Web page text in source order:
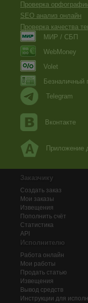
Проверка
SEO анализ онлайн
Проверка качества
МИР / СБП
WebMoney
Volet
Безналичный
Telegram
Вконтакте
Приложение
Заказчику
Создать заказ
Мои заказы
Извещения
Пополнить счёт
Статистика
API
Исполнителю
Работа онлайн
Мои работы
Продать статью
Извещения
Вывод средств
Инструкции для